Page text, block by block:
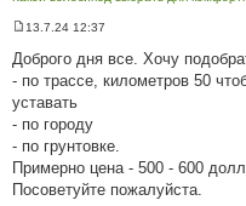
в
і
о
м
е
н
я
13.7.24 12:37
Доброго дня все. Хочу
- по трассе, километров 50
уставать
- по городу
- по грунтовке.
Примерно цена - 500 - 600
Посоветуйте пожалуйста.